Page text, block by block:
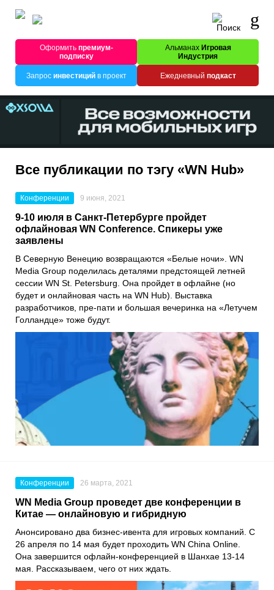
Оформитьпремиум-
подписку
Альманах Игровая
Индустрия
Запрос инвестицийв проект Ежедневный подкаст
Все публикации по тэгу «WN Hub»
Конференции 9 июня, 2021
9-10 июля в Санкт-Петербурге пройдет
офлайновая WN Conference. Спикеры уже
заявлены
В Северную Венецию возвращаются «Белые ночи». WN
Media Group поделилась деталями предстоящей летней
сессии WN St. Petersburg . Она пройдет в офлайне (но
будет и онлайновая часть на WN Hub). Выставка
разработчиков, пре-пати и большая вечеринка на «Летучем
Голландце» тоже будут.
Конференции 26 марта, 2021
WN Media Group проведет две конференции в
Китае — онлайновую и гибридную
Анонсировано два бизнес-ивента для игровых компаний. С
26 апреля по 14 мая будет проходить WN China Online
Она завершится офлайн-конференцией в Шанхае 13-14
мая. Рассказываем, чего от них ждать.